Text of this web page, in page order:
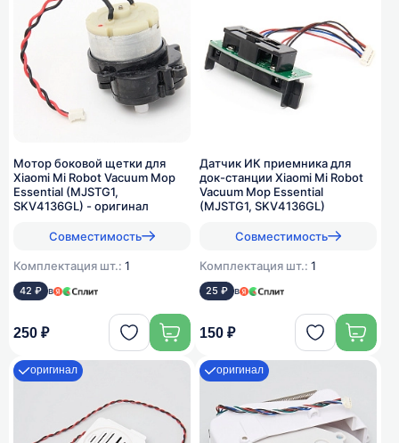
Мотор боковой щетки для
Xiaomi Mi Robot Vacuum Mop
Essential (MJSTG1,
SKV4136GL) - оригинал
Совместимость
Комплектация шт.: 1
42 ₽ в
250 ₽
Датчик ИК приемника для
док-станции Xiaomi Mi Robot
Vacuum Mop Essential
(MJSTG1, SKV4136GL)
Совместимость
Комплектация шт.: 1
25 ₽ в
150 ₽
оригинал оригинал